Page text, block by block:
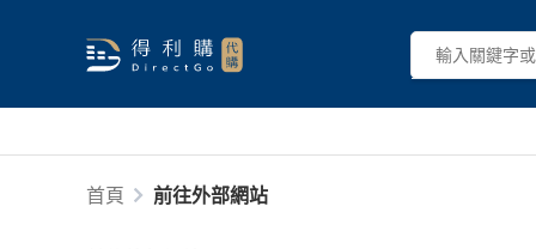
首頁 前往外部網站